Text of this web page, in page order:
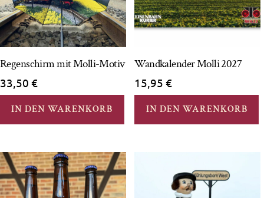
Regenschirm mit Molli-Motiv
33,50 €
IN DEN WARENKORB
Wandkalender Molli 2027
15,95€
IN DEN WARENKORB